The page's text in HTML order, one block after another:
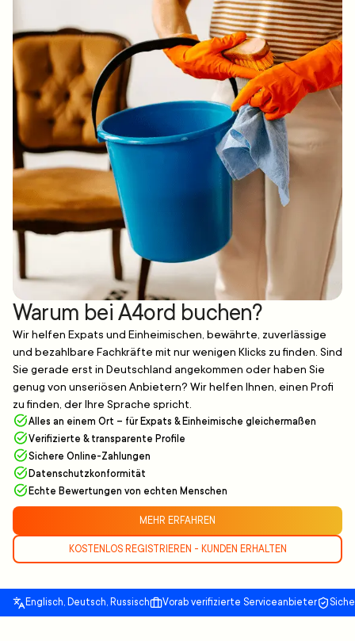
Warum bei A4ord buchen?
Wir helfen Expats und Einheimischen, bewährte, zuverlässige
und bezahlbare Fachkräfte mit nur wenigen Klicks zu finden. Sind
Sie gerade erst in Deutschland angekommen oder haben Sie
genug von unseriösen Anbietern? Wir helfen Ihnen, einen Profi
zu finden, der Ihre Sprache spricht.
Alles an einem Ort – für Expats & Einheimische gleichermaßen
Verifizierte & transparente Profile
Sichere Online-Zahlungen
Datenschutzkonformität
Echte Bewertungen von echten Menschen
MEHR ERFAHREN
KOSTENLOS REGISTRIEREN - KUNDEN ERHALTEN
Englisch, Deutsch, Russisch Vorab verifizierte Serviceanbieter